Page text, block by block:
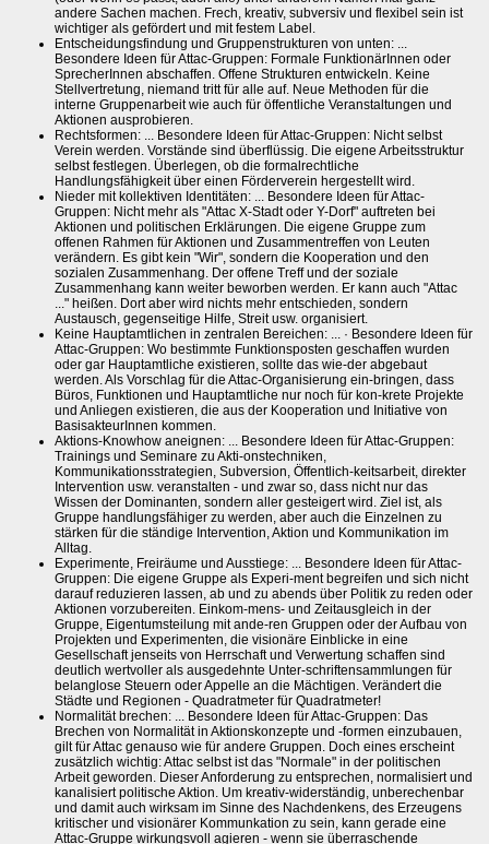
andere Sachen machen. Frech, kreativ, subversiv und flexibel sein ist
wichtiger als gefördert und mit festem Label.
Entscheidungsfindung und Gruppenstrukturen von unten: ...
Besondere Ideen für Attac-Gruppen: Formale FunktionärInnen oder
SprecherInnen abschaffen. Offene Strukturen entwickeln. Keine
Stellvertretung, niemand tritt für alle auf. Neue Methoden für die
interne Gruppenarbeit wie auch für öffentliche Veranstaltungen und
Aktionen ausprobieren.
Rechtsformen: ... Besondere Ideen für Attac-Gruppen: Nicht selbst
Verein werden. Vorstände sind überflüssig. Die eigene Arbeitsstruktur
selbst festlegen. Überlegen, ob die formalrechtliche
Handlungsfähigkeit über einen Förderverein hergestellt wird.
Nieder mit kollektiven Identitäten: ... Besondere Ideen für Attac-
Gruppen: Nicht mehr als "Attac X-Stadt oder Y-Dorf" auftreten bei
Aktionen und politischen Erklärungen. Die eigene Gruppe zum
offenen Rahmen für Aktionen und Zusammentreffen von Leuten
verändern. Es gibt kein "Wir", sondern die Kooperation und den
sozialen Zusammenhang. Der offene Treff und der soziale
Zusammenhang kann weiter beworben werden. Er kann auch "Attac
..." heißen. Dort aber wird nichts mehr entschieden, sondern
Austausch, gegenseitige Hilfe, Streit usw. organisiert.
Keine Hauptamtlichen in zentralen Bereichen: ... · Besondere Ideen für
Attac-Gruppen: Wo bestimmte Funktionsposten geschaffen wurden
oder gar Hauptamtliche existieren, sollte das wie-der abgebaut
werden. Als Vorschlag für die Attac-Organisierung ein-bringen, dass
Büros, Funktionen und Hauptamtliche nur noch für kon-krete Projekte
und Anliegen existieren, die aus der Kooperation und Initiative von
BasisakteurInnen kommen.
Aktions-Knowhow aneignen: ... Besondere Ideen für Attac-Gruppen:
Trainings und Seminare zu Akti-onstechniken,
Kommunikationsstrategien, Subversion, Öffentlich-keitsarbeit, direkter
Intervention usw. veranstalten - und zwar so, dass nicht nur das
Wissen der Dominanten, sondern aller gesteigert wird. Ziel ist, als
Gruppe handlungsfähiger zu werden, aber auch die Einzelnen zu
stärken für die ständige Intervention, Aktion und Kommunikation im
Alltag.
Experimente, Freiräume und Ausstiege: ... Besondere Ideen für Attac-
Gruppen: Die eigene Gruppe als Experi-ment begreifen und sich nicht
darauf reduzieren lassen, ab und zu abends über Politik zu reden oder
Aktionen vorzubereiten. Einkom-mens- und Zeitausgleich in der
Gruppe, Eigentumsteilung mit ande-ren Gruppen oder der Aufbau von
Projekten und Experimenten, die visionäre Einblicke in eine
Gesellschaft jenseits von Herrschaft und Verwertung schaffen sind
deutlich wertvoller als ausgedehnte Unter-schriftensammlungen für
belanglose Steuern oder Appelle an die Mächtigen. Verändert die
Städte und Regionen - Quadratmeter für Quadratmeter!
Normalität brechen: ... Besondere Ideen für Attac-Gruppen: Das
Brechen von Normalität in Aktionskonzepte und -formen einzubauen,
gilt für Attac genauso wie für andere Gruppen. Doch eines erscheint
zusätzlich wichtig: Attac selbst ist das "Normale" in der politischen
Arbeit geworden. Dieser Anforderung zu entsprechen, normalisiert und
kanalisiert politische Aktion. Um kreativ-widerständig, unberechenbar
und damit auch wirksam im Sinne des Nachdenkens, des Erzeugens
kritischer und visionärer Kommunkation zu sein, kann gerade eine
Attac-Gruppe wirkungsvoll agieren - wenn sie überraschende